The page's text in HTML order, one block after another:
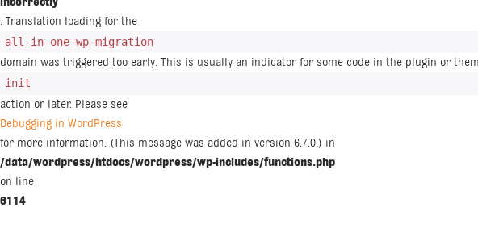
. Translation loading for the
all-in-one-wp-migration
domain was triggered too early. This is usually an indicator for some code in the plugin or
init
action or later. Please see
Debugging in WordPress
for more information. (This message was added in version 6.7.0.) in
/data/wordpress/htdocs/wordpress/wp-includes/functions.php
on line
6114